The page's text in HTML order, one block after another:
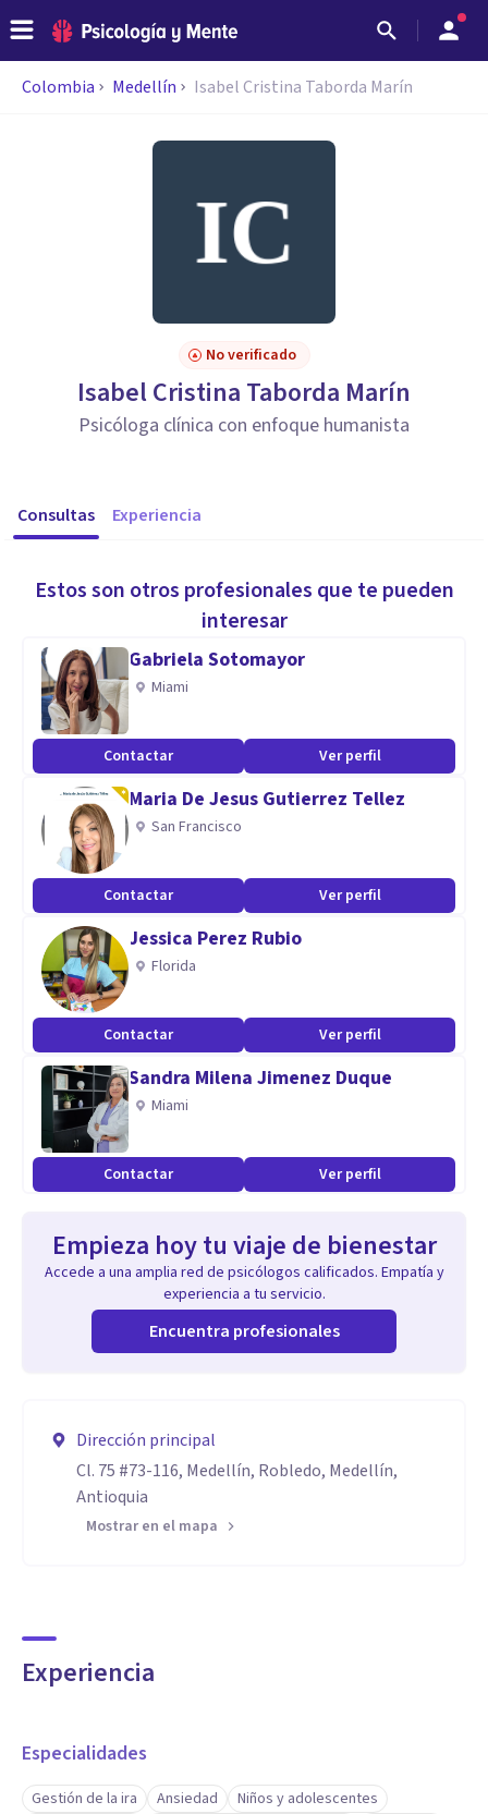
Colombia Medellín Isabel Cristina Taborda Marín
No verificado
Isabel Cristina Taborda Marín
Psicóloga clínica con enfoque humanista
Consultas Experiencia
Estos son otros profesionales que te pueden
interesar
Gabriela Sotomayor
Miami
Contactar Ver perfil
Maria De Jesus Gutierrez Tellez
San Francisco
Contactar Ver perfil
Jessica Perez Rubio
Florida
Contactar Ver perfil
Sandra Milena Jimenez Duque
Miami
Contactar Ver perfil
Empieza hoy tu viaje de bienestar
Accede a una amplia red de psicólogos calificados. Empatía y
experiencia a tu servicio.
Encuentra profesionales
Dirección principal
Cl. 75 #73-116, Medellín, Robledo, Medellín,
Antioquia
Mostrar en el mapa
Experiencia
Especialidades
Gestión de la ira Ansiedad
Niños y adolescentes